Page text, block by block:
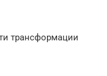
трансформации